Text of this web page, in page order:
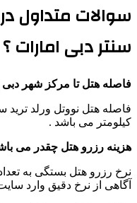
سوالات متداول
سنتر دبی امارات ؟
فاصله هتل تا مرکز شهر
کیلومتر می باشد .
هزینه رزرو هتل چقدر می
نرخ رزرو هتل بستگی به
آگاهی از نرخ دقیق وارد